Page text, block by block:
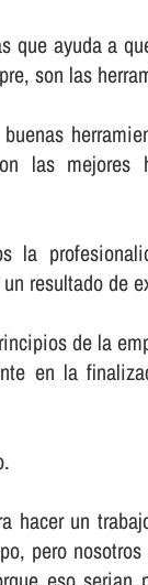
que ayuda a
son las
las mejores
la
resultado de
de la
en la
hacer un
pero